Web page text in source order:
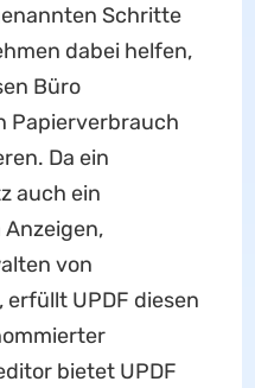
Schritte
dabei helfen,
Büro
Papierverbrauch
Da ein
auch ein
Anzeigen,
von
UPDF diesen
bietet UPDF